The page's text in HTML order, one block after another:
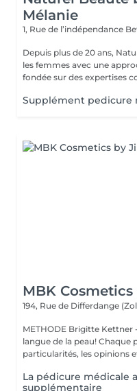
Mélanie
1, Rue de l’indépendance
Depuis plus de 20 ans,
les femmes avec une
fondée sur des expertises
Supplément pedicure
MBK
194, Rue de Differdange
METHODE Brigitte Kettner
langue de la peau! Chaque
particularités, les opinions
La pédicure médicale
supplémentaire